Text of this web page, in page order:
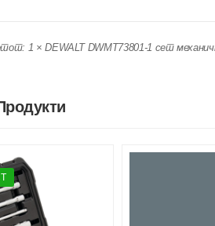
1 × DEWALT DWMT73801-1 сет